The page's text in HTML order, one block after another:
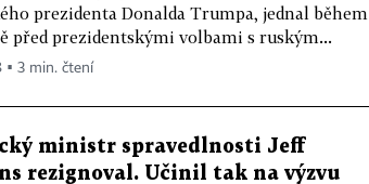
prezidenta Donalda Trumpa, jednal během
před prezidentskými volbami s ruským...
▪ 3 min. čtení
ministr spravedlnosti Jeff
rezignoval. Učinil tak na výzvu